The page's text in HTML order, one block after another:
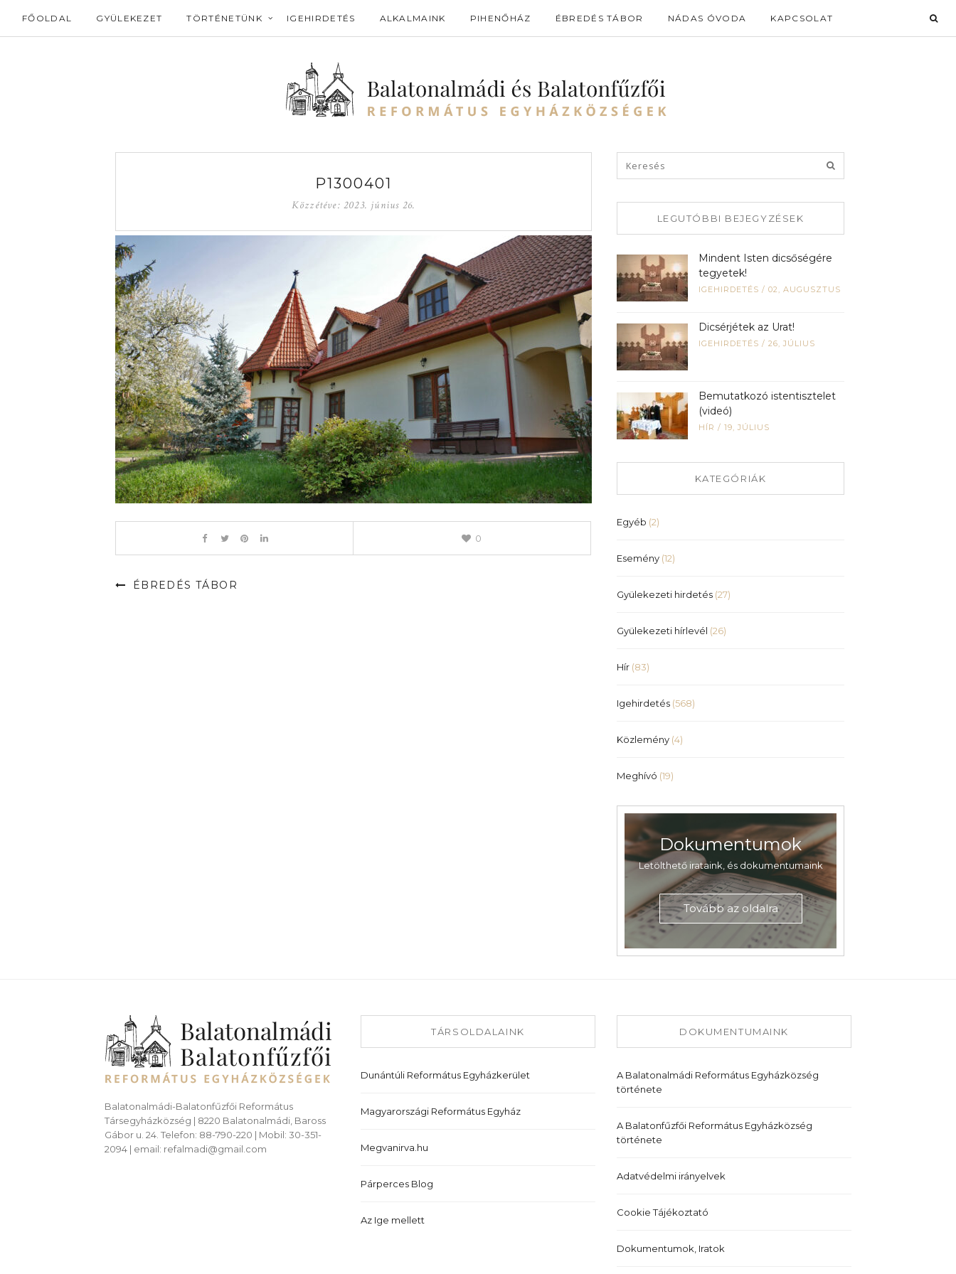
FŐOLDAL GYÜLEKEZET TÖRTÉNETÜNK IGEHIRDETÉS ALKALMAINK PIHENŐHÁZ ÉBREDÉS TÁBOR NÁDAS ÓVODA KAPCSOLAT
P1300401
Közzétéve: 2023. június 26.
0
ÉBREDÉS TÁBOR
LEGUTÓBBI BEJEGYZÉSEK
Mindent Isten dicsőségére
tegyetek!
IGEHIRDETÉS / 02, AUGUSZTUS
Dicsérjétek az Urat!
IGEHIRDETÉS / 26, JÚLIUS
Bemutatkozó istentisztelet
(videó)
HÍR / 19, JÚLIUS
KATEGÓRIÁK
Egyéb (2)
Esemény (12)
Gyülekezeti hirdetés (27)
Gyülekezeti hírlevél (26)
Hír (83)
Igehirdetés (568)
Közlemény (4)
Meghívó (19)
Dokumentumok
Letölthető irataink, és dokumentumaink
Tovább az oldalra
Balatonalmádi-Balatonfűzfői Református
Társegyházközség | 8220 Balatonalmádi, Baross
Gábor u. 24. Telefon: 88-790-220 | Mobil: 30-351-
2094 | email: refalmadi@gmail.com
TÁRSOLDALAINK
Dunántúli Református Egyházkerület
Magyarországi Református Egyház
Megvanirva.hu
Párperces Blog
Az Ige mellett
DOKUMENTUMAINK
A Balatonalmádi Református Egyházközség
története
A Balatonfűzfői Református Egyházközség
története
Adatvédelmi irányelvek
Cookie Tájékoztató
Dokumentumok, Iratok